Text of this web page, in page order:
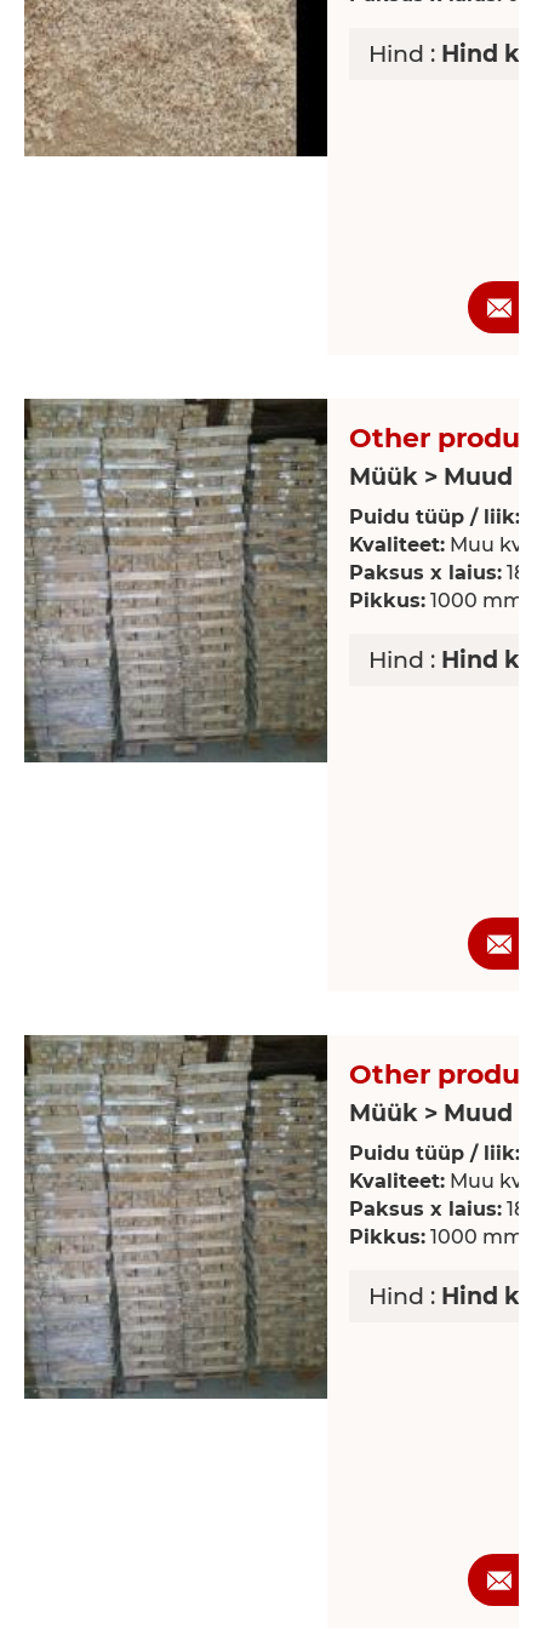
Hind : Hind
Other
Müük > Muud
Puidu tüüp / liik:
Kvaliteet: Muu
Paksus x laius: 18
Pikkus: 1000 mm
Hind : Hind
Other
Müük > Muud
Puidu tüüp / liik:
Kvaliteet: Muu
Paksus x laius: 18
Pikkus: 1000 mm
Hind : Hind